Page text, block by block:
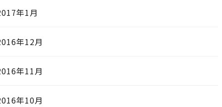
年1月
年12月
年11月
年10月